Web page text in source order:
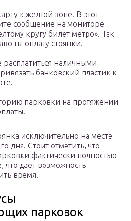
к желтой зоне. В этот
сообщение на мониторе
кругу билет метро». Так
на оплату стоянки.
наличными
банковский пластик к
парковки на протяжении
исключительно на месте
дня. Стоит отметить, что
фактически полностью
что дает возможность
время.
парковок